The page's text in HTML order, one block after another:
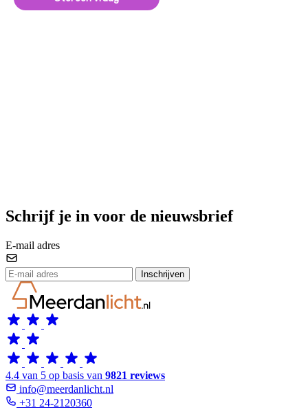
Schrijf je in voor de nieuwsbrief
E-mail adres
Inschrijven
4.4 van 5 op basis van 9821 reviews
info@meerdanlicht.nl
+31 24-2120360